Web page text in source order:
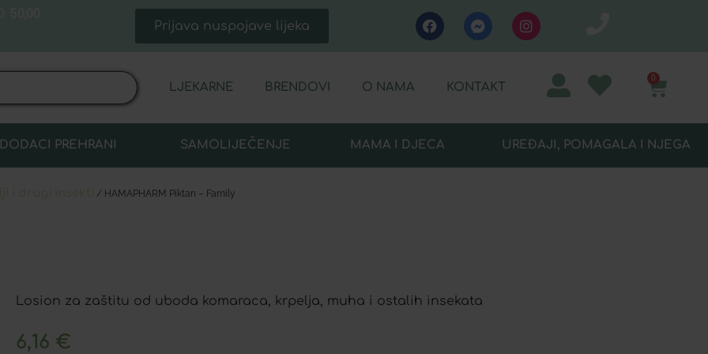
Prijava nuspojave lijeka
LJEKARNE BRENDOVI O NAMA KONTAKT
0
DODACI PREHRANI SAMOLIJEČENJE MAMA I DJECA UREĐAJI, POMAGALA I NJEGA
/ HAMAPHARM Piktan – Family
Losion za zaštitu od uboda komaraca, krpelja, muha i ostalih insekata
6,16 €